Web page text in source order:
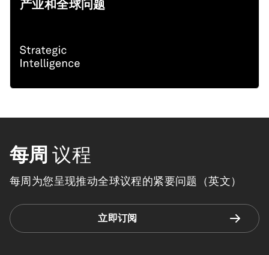
产业和全球问题
每周 议程
每周为您呈现推动全球议程的紧要问题（英文）
立即订阅